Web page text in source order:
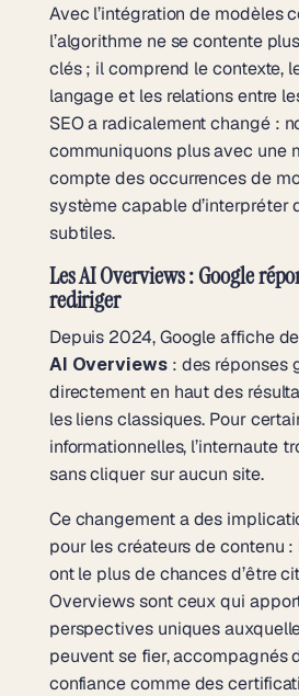
Avec l’intégration de modèles
l’algorithme ne se contente
clés ; il comprend le contexte,
langage et les relations entre
SEO a radicalement changé :
communiquons plus avec une
compte des occurrences de
système capable d’interpréter
subtiles.
Les AI Overviews : Google
rediriger
Depuis 2024, Google affiche
AI Overviews: des réponses
directement en haut des
les liens classiques. Pour
informationnelles, l’internaute
sans cliquer sur aucun site.
Ce changement a des
pour les créateurs de contenu
ont le plus de chances d’être
Overviews sont ceux qui
perspectives uniques
peuvent se fier, accompagnés
confiance comme des